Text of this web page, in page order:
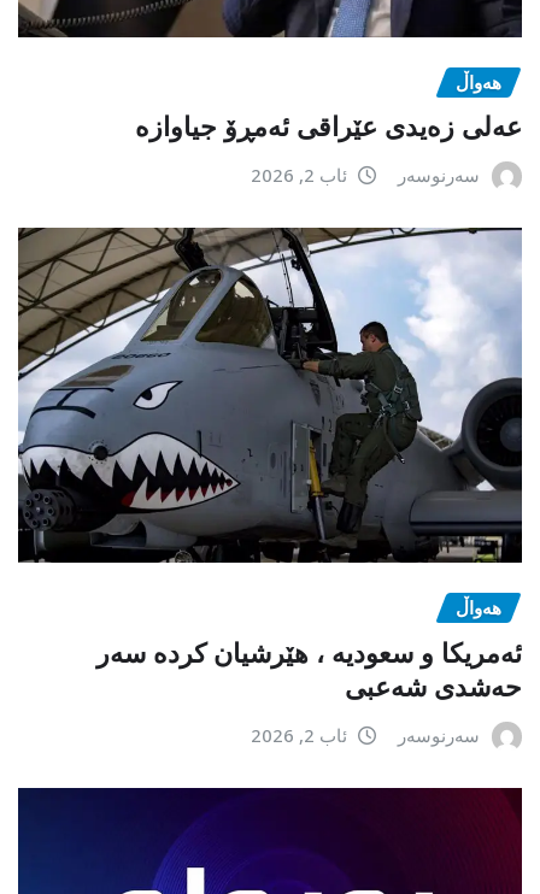
هەواڵ
عەلی زەیدی عێراقی ئەمڕۆ جیاوازە
سەرنوسەر ئاب 2, 2026
هەواڵ
ئەمریکا و سعودیە ، هێرشیان کردە سەر
حەشدی شەعبی
سەرنوسەر ئاب 2, 2026